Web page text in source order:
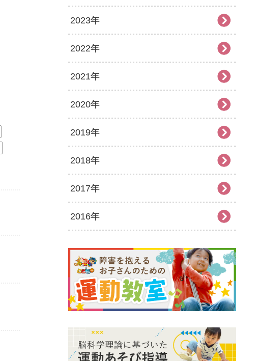
2026年5月
2026年4月
2026年3月
2026年2月
2026年1月
2025年11月
2025年10月
2025年9月
2025年8月
2025年7月
2025年6月
2025年5月
2025年4月
2025年2月
2025年1月
2024年12月
2024年11月
2024年10月
2024年9月
2024年8月
2024年7月
2024年6月
2024年5月
2024年3月
2024年2月
2024年1月
2023年
2023年12月
2023年11月
2023年10月
2023年9月
2023年8月
2023年7月
2023年6月
2023年4月
2023年3月
2023年2月
2023年1月
2022年
2022年12月
2022年11月
2022年10月
2022年9月
2022年8月
2022年7月
2022年5月
2022年4月
2022年3月
2022年2月
2021年
2021年12月
2021年11月
2021年10月
2021年9月
2021年8月
2021年6月
2021年5月
2021年4月
2021年3月
2020年
2020年12月
2020年11月
2020年10月
2020年9月
2020年7月
2020年6月
2020年5月
2020年4月
2019年
2019年12月
2019年11月
2019年10月
2019年8月
2019年7月
2019年6月
2019年5月
2018年
2018年12月
2018年11月
2018年9月
2018年7月
2018年6月
2018年5月
2017年
2017年12月
2017年10月
2017年9月
2017年8月
2017年7月
2016年
2016年11月
2016年10月
2016年9月
2016年8月